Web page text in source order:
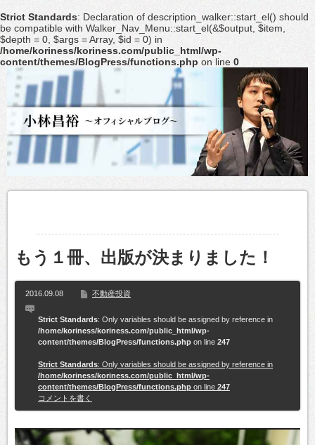
Strict Standards: Declaration of description_walker::start_el() should
be compatible with Walker_Nav_Menu::start_el(&$output, $item,
$depth = 0, $args = Array, $id = 0) in
/home/koriness/koriness.com/public_html/wp-
content/themes/BlogPress/functions.php on line 0
もう１冊、出版が決まりました！
2016.09.08 不動産投資
Strict Standards: Only variables should be assigned by reference in
/home/koriness/koriness.com/public_html/wp-
content/themes/BlogPress/functions.php on line 247
Strict Standards: Only variables should be assigned by reference in
/home/koriness/koriness.com/public_html/wp-
content/themes/BlogPress/functions.php on line 247
コメントを書く